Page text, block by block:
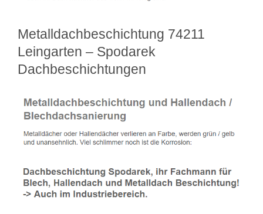
Metalldachbeschichtung 74211
Leingarten – Spodarek
Dachbeschichtungen